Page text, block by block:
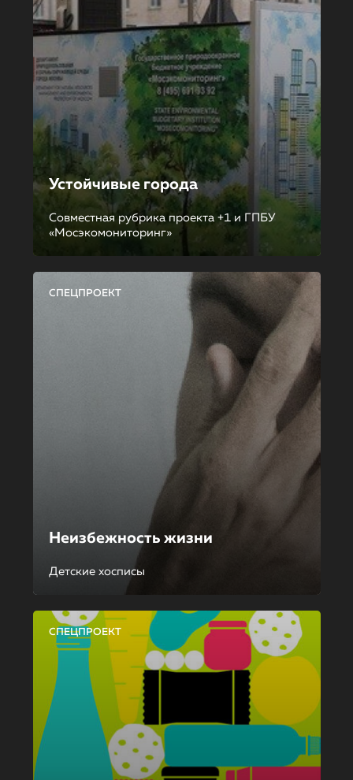
Устойчивые города
Совместная рубрика проекта +1 и ГПБУ
«Мосэкомониторинг»
СПЕЦПРОЕКТ
Неизбежность жизни
Детские хосписы
СПЕЦПРОЕКТ